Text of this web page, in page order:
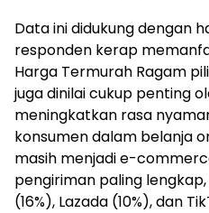
Data ini didukung dengan
responden kerap
Harga Termurah Ragam
juga dinilai cukup penting
meningkatkan rasa
konsumen dalam belanja
masih menjadi e-
pengiriman paling
(16%), Lazada (10%), dan